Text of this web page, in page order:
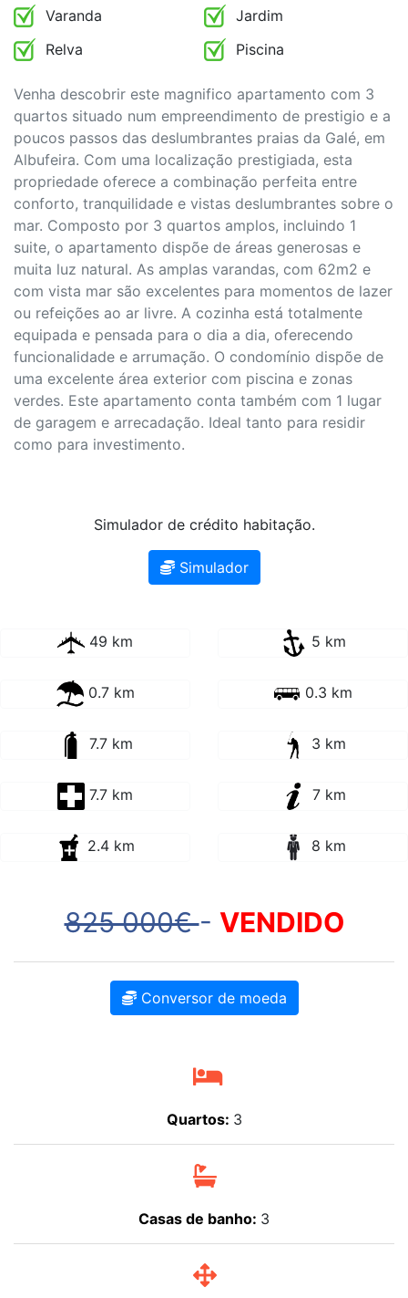
Venha descobrir este magnifico apartamento com 3
quartos situado num empreendimento de prestigio e a
poucos passos das deslumbrantes praias da Galé, em
propriedade oferece a combinação perfeita entre
conforto, tranquilidade e vistas deslumbrantes sobre o
mar. Composto por 3 quartos amplos, incluindo 1
suite, o apartamento dispõe de áreas generosas e
muita luz natural. As amplas varandas, com 62m2 e
com vista mar são excelentes para momentos de lazer
ou refeições ao ar livre. A cozinha está totalmente
equipada e pensada para o dia a dia, oferecendo
funcionalidade e arrumação. O condomínio dispõe de
uma excelente área exterior com piscina e zonas
verdes. Este apartamento conta também com 1 lugar
de garagem e arrecadação. Ideal tanto para residir
como para investimento.
Simulador de crédito habitação.
825 000€ VENDIDO
Conversor de moeda
Casas de banho:3
Área do Terreno:286 m2